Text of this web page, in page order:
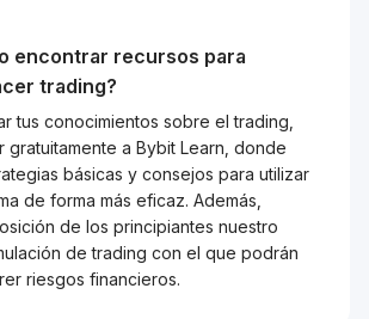
encontrar recursos para
trading?
tus conocimientos sobre el trading,
a Bybit Learn, donde
básicas y consejos para utilizar
de forma más eficaz. Además,
de los principiantes nuestro
de trading con el que podrán
riesgos financieros.